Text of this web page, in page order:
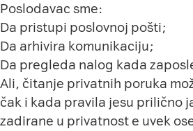
Poslodavac sme:
Da pristupi poslovnoj pošti;
Da arhivira komunikaciju;
Da pregleda nalog kada
Ali, čitanje privatnih poruka
čak i kada pravila jesu prilično
zadirane u privatnost e uvek